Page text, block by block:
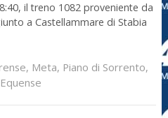
il treno 1082 proveniente da
a Castellammare di Stabia
, Meta, Piano di Sorrento,